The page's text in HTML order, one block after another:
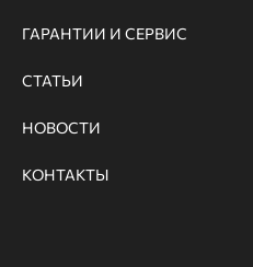
ГАРАНТИИ И СЕРВИС
СТАТЬИ
НОВОСТИ
КОНТАКТЫ